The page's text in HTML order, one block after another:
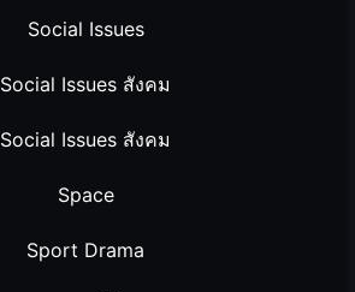
Social Issues
Social Issues สังคม
Social Issues สังคม
Space
Sport Drama